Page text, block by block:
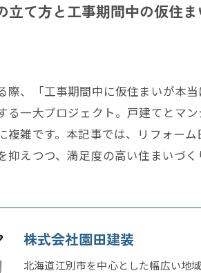
立て方と工事期間中の仮住
際、「工事期間中に仮住まいが本
る一大プロジェクト。戸建てとマ
複雑です。本記事では、リフォー
抑えつつ、満足度の高い住まいづく
株式会社園田建装
北海道江別市を中心とした幅広い地